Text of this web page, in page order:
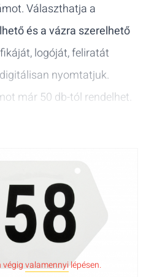
Választhatja a
és a vázra szerelhető
logóját, feliratát
nyomtatjuk.
már 50 db-tól rendelhet.
végigvalamennyilépésen.